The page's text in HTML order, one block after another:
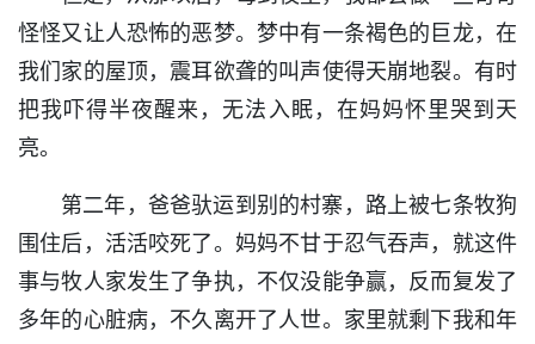
怪怪又让人恐怖的恶梦。梦中有一条褐色的巨龙，在
我们家的屋顶，震耳欲聋的叫声使得天崩地裂。有时
把我吓得半夜醒来，无法入眠，在妈妈怀里哭到天
亮。
第二年，爸爸驮运到别的村寨，路上被七条牧狗
围住后，活活咬死了。妈妈不甘于忍气吞声，就这件
事与牧人家发生了争执，不仅没能争赢，反而复发了
多年的心脏病，不久离开了人世。家里就剩下我和年